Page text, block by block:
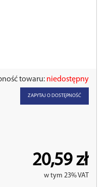
towaru: niedostępny
ZAPYTAJ O DOSTĘPNOŚĆ
20,59 zł
w tym 23% VAT